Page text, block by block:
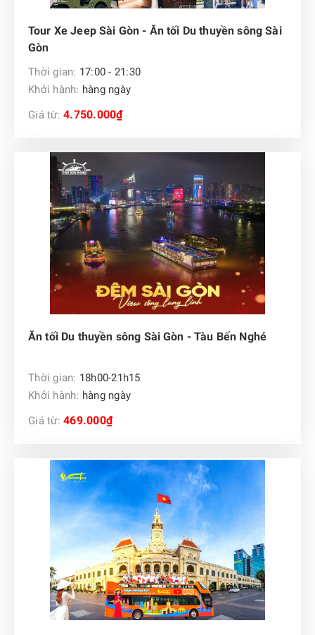
Tour Xe Jeep Sài Gòn - Ăn tối Du thuyền sông Sài
Gòn
Thời gian: 17:00 - 21:30
Khởi hành: hàng ngày
Giá từ: 4.750.000₫
Ăn tối Du thuyền sông Sài Gòn - Tàu Bến Nghé
Thời gian: 18h00-21h15
Khởi hành: hàng ngày
Giá từ: 469.000₫